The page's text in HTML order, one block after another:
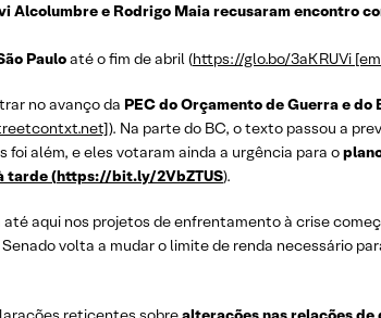
Alcolumbre e Rodrigo Maia recusaram encontro
Pauloaté o fim de abril (https://glo.bo/3aKRUVi
no avanço da PEC do Orçamento de Guerra e do
). Na parte do BC, o texto passou a
foi além, e eles votaram ainda a urgência para o
tarde (https://bit.ly/2VbZTUS).
até aqui nos projetos de enfrentamento à crise
volta a mudar o limite de renda necessário